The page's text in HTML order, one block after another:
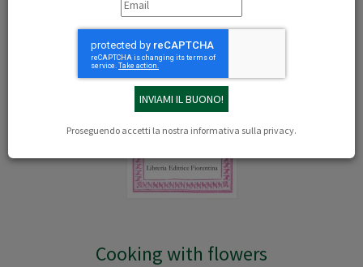
Proseguendo accetti la nostra informativa sulla privacy.
Cooking with flowers